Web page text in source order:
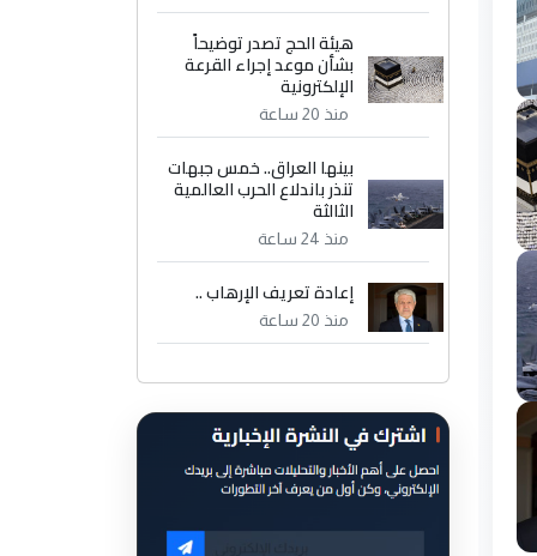
هيئة الحج تصدر توضيحاً
بشأن موعد إجراء القرعة
الإلكترونية
منذ 20 ساعة
بينها العراق.. خمس جبهات
تنذر باندلاع الحرب العالمية
الثالثة
منذ 24 ساعة
إعادة تعريف الإرهاب ..
منذ 20 ساعة